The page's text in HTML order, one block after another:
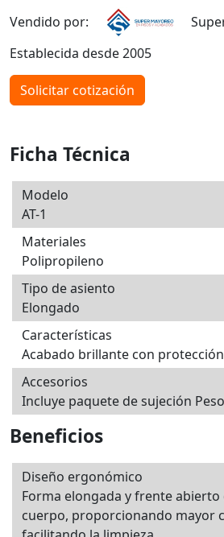
Vendido por:
Establecida desde 2005
Solicitar cotización
Ficha Técnica
Modelo
AT-1
Materiales
Polipropileno
Tipo de asiento
Elongado
Características
Acabado brillante con
Accesorios
Incluye paquete de sujeción
Beneficios
Diseño ergonómico
Forma elongada y frente abierto
cuerpo, proporcionando mayor